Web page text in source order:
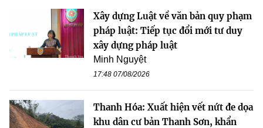
Xây dựng Luật về văn bản quy phạm
pháp luật: Tiếp tục đổi mới tư duy
xây dựng pháp luật
Minh Nguyệt
17:48 07/08/2026
Thanh Hóa: Xuất hiện vết nứt đe dọa
khu dân cư bản Thanh Sơn, khẩn